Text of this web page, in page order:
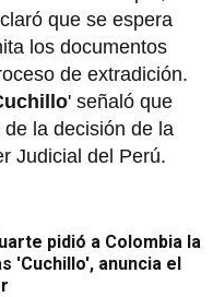
que se espera
los documentos
de extradición.
' señaló que
la decisión de la
Judicial del Perú.
pidió a Colombia la
'Cuchillo', anuncia el